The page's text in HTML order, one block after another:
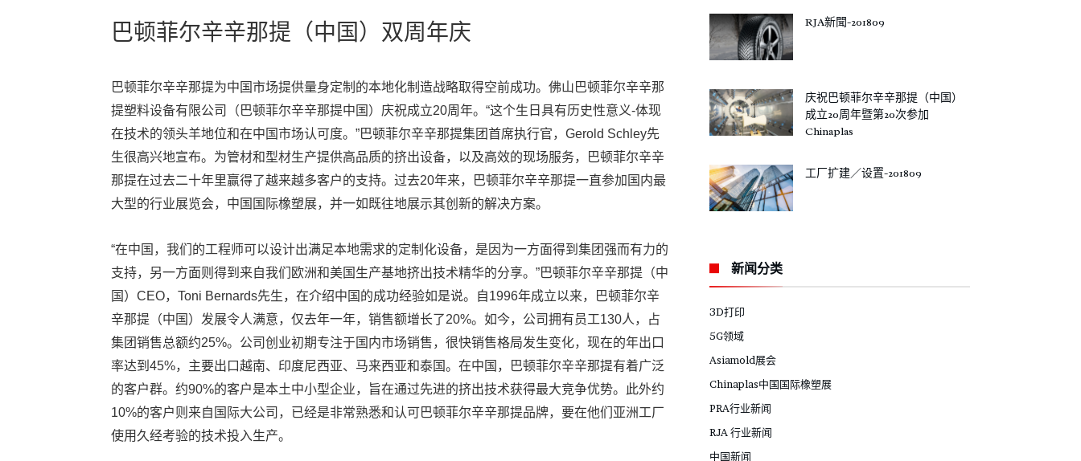
巴顿菲尔辛辛那提（中国）双周年庆
巴顿菲尔辛辛那提为中国市场提供量身定制的本地化制造战略取得空前成功。佛山巴顿菲尔辛辛那
提塑料设备有限公司（巴顿菲尔辛辛那提中国）庆祝成立20周年。“这个生日具有历史性意义-体现
在技术的领头羊地位和在中国市场认可度。”巴顿菲尔辛辛那提集团首席执行官，Gerold Schley先
生很高兴地宣布。为管材和型材生产提供高品质的挤出设备，以及高效的现场服务，巴顿菲尔辛辛
那提在过去二十年里赢得了越来越多客户的支持。过去20年来，巴顿菲尔辛辛那提一直参加国内最
大型的行业展览会，中国国际橡塑展，并一如既往地展示其创新的解决方案。
“在中国，我们的工程师可以设计出满足本地需求的定制化设备，是因为一方面得到集团强而有力的
支持，另一方面则得到来自我们欧洲和美国生产基地挤出技术精华的分享。”巴顿菲尔辛辛那提（中
国）CEO，Toni Bernards先生，在介绍中国的成功经验如是说。自1996年成立以来，巴顿菲尔辛
辛那提（中国）发展令人满意，仅去年一年，销售额增长了20%。如今，公司拥有员工130人，占
集团销售总额约25%。公司创业初期专注于国内市场销售，很快销售格局发生变化，现在的年出口
率达到45%，主要出口越南、印度尼西亚、马来西亚和泰国。在中国，巴顿菲尔辛辛那提有着广泛
的客户群。约90%的客户是本土中小型企业，旨在通过先进的挤出技术获得最大竞争优势。此外约
10%的客户则来自国际大公司，已经是非常熟悉和认可巴顿菲尔辛辛那提品牌，要在他们亚洲工厂
使用久经考验的技术投入生产。
RJA新聞-201809
庆祝巴顿菲尔辛辛那提（中国）
成立20周年暨第20次参加
Chinaplas
工厂扩建／设置-201809
新闻分类
3D打印
5G领域
Asiamold展会
Chinaplas中国国际橡塑展
PRA行业新闻
RJA 行业新闻
中国新闻